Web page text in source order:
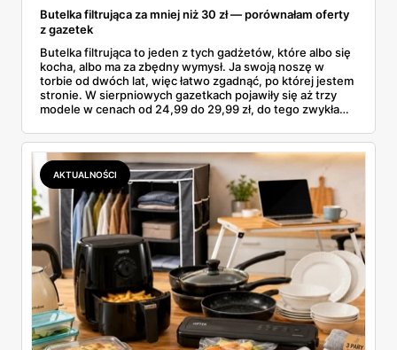
Butelka filtrująca za mniej niż 30 zł — porównałam oferty
z gazetek
Butelka filtrująca to jeden z tych gadżetów, które albo się
kocha, albo ma za zbędny wymysł. Ja swoją noszę w
torbie od dwóch lat, więc łatwo zgadnąć, po której jestem
stronie. W sierpniowych gazetkach pojawiły się aż trzy
modele w cenach od 24,99 do 29,99 zł, do tego zwykła
wszystkie oferty i policzyłam, kiedy taki zakup faktycznie
się opłaca.
AKTUALNOŚCI